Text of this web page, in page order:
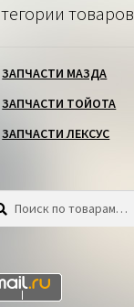
товаров
ЗАПЧАСТИ МАЗДА
ЗАПЧАСТИ ТОЙОТА
ЗАПЧАСТИ ЛЕКСУС